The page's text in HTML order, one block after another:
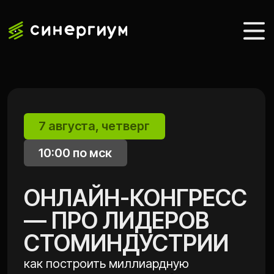
10:00 по мск
ОНЛАЙН-КОНГРЕСС
СТОМИНДУСТРИИ
как построить миллиардную
клинику вне конкуренции?